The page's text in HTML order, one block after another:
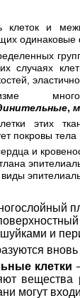
клеток и
одинаковые
случаях
,
этих
покровы
и
виды
и
клетки
могут